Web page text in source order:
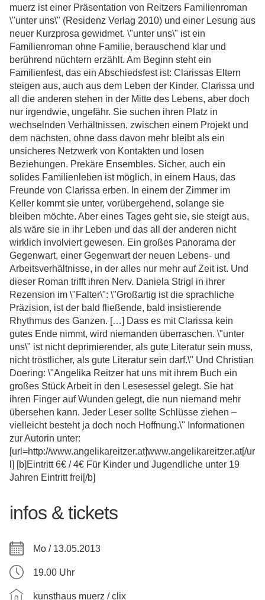
muerz ist einer Präsentation von Reitzers Familienroman
\"unter uns\" (Residenz Verlag 2010) und einer Lesung aus
neuer Kurzprosa gewidmet. \"unter uns\" ist ein
Familienroman ohne Familie, berauschend klar und
berührend nüchtern erzählt. Am Beginn steht ein
Familienfest, das ein Abschiedsfest ist: Clarissas Eltern
steigen aus, auch aus dem Leben der Kinder. Clarissa und
all die anderen stehen in der Mitte des Lebens, aber doch
nur irgendwie, ungefähr. Sie suchen ihren Platz in
wechselnden Verhältnissen, zwischen einem Projekt und
dem nächsten, ohne dass davon mehr bleibt als ein
unsicheres Netzwerk von Kontakten und losen
Beziehungen. Prekäre Ensembles. Sicher, auch ein
solides Familienleben ist möglich, in einem Haus, das
Freunde von Clarissa erben. In einem der Zimmer im
Keller kommt sie unter, vorübergehend, solange sie
bleiben möchte. Aber eines Tages geht sie, sie steigt aus,
als wäre sie in ihr Leben und das all der anderen nicht
wirklich involviert gewesen. Ein großes Panorama der
Gegenwart, einer Gegenwart der neuen Lebens- und
Arbeitsverhältnisse, in der alles nur mehr auf Zeit ist. Und
dieser Roman trifft ihren Nerv. Daniela Strigl in ihrer
Rezension im \"Falter\": \"Großartig ist die sprachliche
Präzision, ist der bald fließende, bald insistierende
Rhythmus des Ganzen. […] Dass es mit Clarissa kein
gutes Ende nimmt, wird niemanden überraschen. \"unter
uns\" ist nicht deprimierender, als gute Literatur sein muss,
nicht tröstlicher, als gute Literatur sein darf.\" Und Christian
Doering: \"Angelika Reitzer hat uns mit ihrem Buch ein
großes Stück Arbeit in den Lesesessel gelegt. Sie hat
ihren Finger auf Wunden gelegt, die nun niemand mehr
übersehen kann. Jeder Leser sollte Schlüsse ziehen –
vielleicht besteht ja doch noch Hoffnung.\" Informationen
zur Autorin unter:
[url=http://www.angelikareitzer.at]www.angelikareitzer.at[/ur
l] [b]Eintritt 6€ / 4€ Für Kinder und Jugendliche unter 19
Jahren Eintritt frei[/b]
infos & tickets
Mo / 13.05.2013
19.00 Uhr
kunsthaus muerz / clix